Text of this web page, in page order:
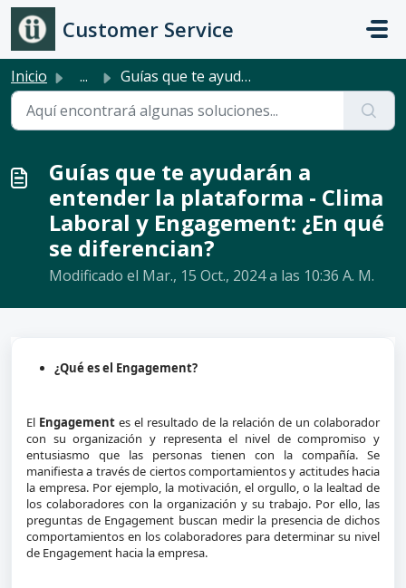
Ir al contenido principal
Customer Service
Inicio ... Guías que te ayudarán a entender la plataforma - Clima La...
Guías que te ayudarán a
entender la plataforma - Clima
Laboral y Engagement: ¿En qué
se diferencian?
Modificado el Mar., 15 Oct., 2024 a las 10:36 A. M.
¿Qué es el Engagement?
El Engagement es el resultado de la relación de un colaborador
con su organización y representa el nivel de compromiso y
entusiasmo que las personas tienen con la compañía. Se
manifiesta a través de ciertos comportamientos y actitudes hacia
la empresa. Por ejemplo, la motivación, el orgullo, o la lealtad de
los colaboradores con la organización y su trabajo. Por ello, las
preguntas de Engagement buscan medir la presencia de dichos
comportamientos en los colaboradores para determinar su nivel
de Engagement hacia la empresa.